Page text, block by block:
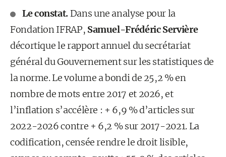
Le constat. Dans une analyse pour la
Fondation IFRAP, Samuel-Frédéric Servière
décortique le rapport annuel du secrétariat
général du Gouvernement sur les statistiques de
la norme. Le volume a bondi de 25,2 % en
nombre de mots entre 2017 et 2026, et
l’inflation s’accélère : + 6,9 % d’articles sur
2022-2026 contre + 6,2 % sur 2017-2021. La
codification, censée rendre le droit lisible,